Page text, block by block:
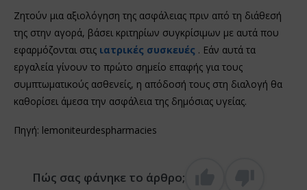
Ζητούν μια αξιολόγηση της ασφάλειας πριν από τη διάθεσή
της στην αγορά, βάσει κριτηρίων συγκρίσιμων με αυτά που
εφαρμόζονται στις ιατρικές συσκευές . Εάν αυτά τα
εργαλεία γίνουν το πρώτο σημείο επαφής για τους
συμπτωματικούς ασθενείς, η απόδοσή τους στη διαλογή θα
καθορίσει άμεσα την ασφάλεια της δημόσιας υγείας.
Πηγή: lemoniteurdespharmacies
Πώς σας φάνηκε το άρθρο;